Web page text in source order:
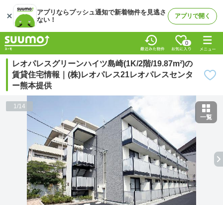
アプリならプッシュ通知で新着物件を見逃さ
ない！
アプリで開く
0
レオパレスグリーンハイツ島崎(1K/2階/19.87m²)の
賃貸住宅情報｜(株)レオパレス21レオパレスセンタ
ー熊本提供
1/14
一覧